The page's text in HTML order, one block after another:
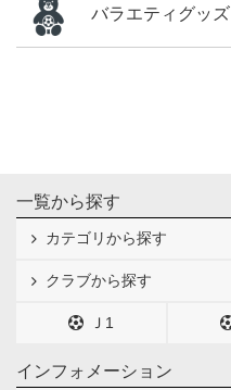
バラエティグッズ
一覧から探す
カテゴリから探す
クラブから探す
Ｊ1
インフォメーション